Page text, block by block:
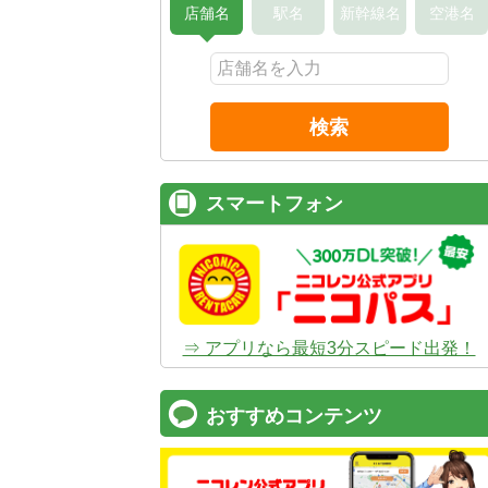
店舗名 駅名 新幹線名 空港名
検索
スマートフォン
⇒ アプリなら最短3分スピード出発！
おすすめコンテンツ